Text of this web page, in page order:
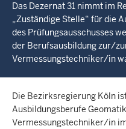
Das Dezernat 31 nimmt im
„Zuständige Stelle“ für die
des Prüfungsausschusses
der Berufsausbildung zur/
Vermessungstechniker/in
Die Bezirksregierung Köln
Ausbildungsberufe
Vermessungstechniker/in